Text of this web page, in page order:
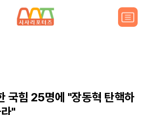
주
치
기
국힘 25명에 "장동혁 탄핵하
"